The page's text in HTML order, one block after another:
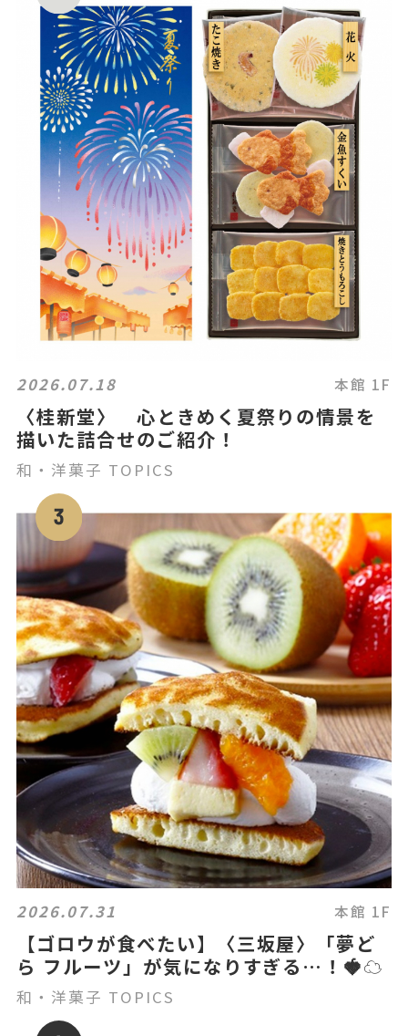
2026.07.18 本館 1F
〈桂新堂〉 心ときめく夏祭りの情景を
描いた詰合せのご紹介！
和・洋菓子 TOPICS
2026.07.31 本館 1F
【ゴロウが食べたい】〈三坂屋〉「夢ど
ら フルーツ」が気になりすぎる…！🍓☁️
和・洋菓子 TOPICS